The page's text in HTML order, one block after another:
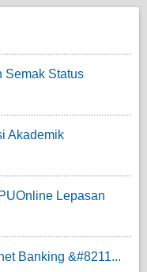
Semak Status
Akademik
Lepasan
Banking &#8211...